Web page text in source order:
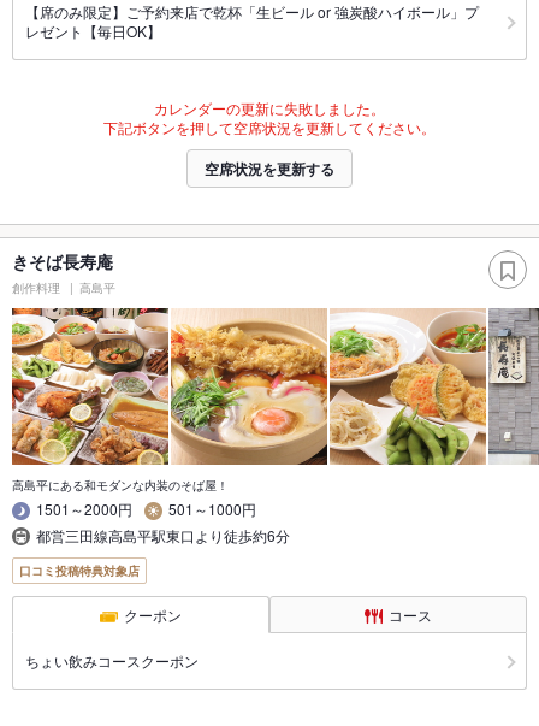
【席のみ限定】ご予約来店で乾杯「生ビール or 強炭酸ハイボール」プ
レゼント【毎日OK】
カレンダーの更新に失敗しました。
下記ボタンを押して空席状況を更新してください。
空席状況を更新する
きそば長寿庵
創作料理 高島平
高島平にある和モダンな内装のそば屋！
1501～2000円
501～1000円
都営三田線高島平駅東口より徒歩約6分
口コミ投稿特典対象店
クーポン コース
ちょい飲みコースクーポン